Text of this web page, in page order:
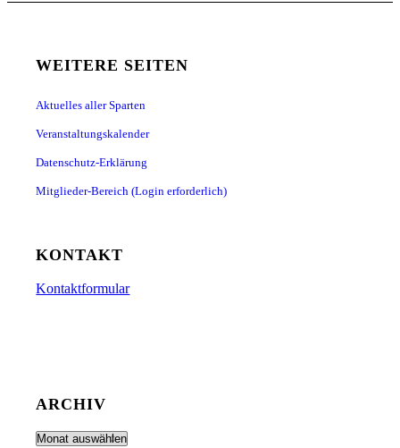
WEITERE SEITEN
Aktuelles aller Sparten
Veranstaltungskalender
Datenschutz-Erklärung
Mitglieder-Bereich (Login erforderlich)
KONTAKT
Kontaktformular
ARCHIV